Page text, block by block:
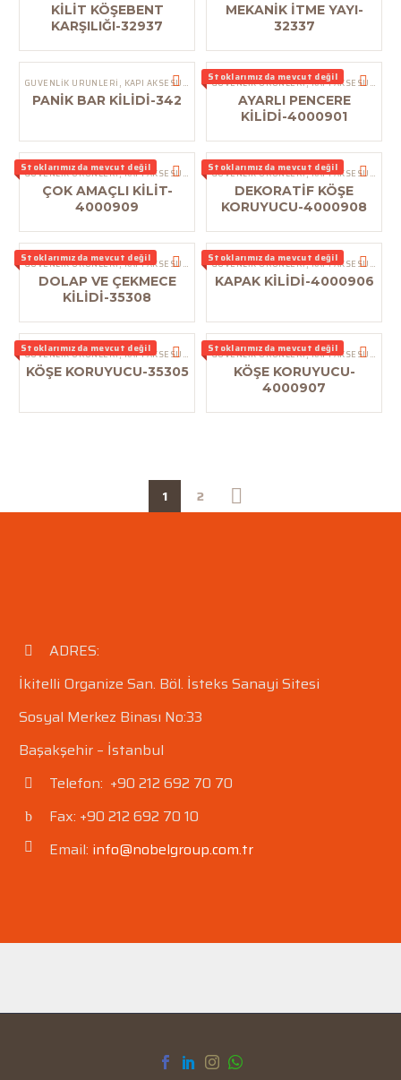
KİLİT KÖŞEBENT
KARŞILIĞI-32937
MEKANİK İTME YAYI-
32337
GÜVENLIK ÜRÜNLERI , KAPI AKSESUARLARI ,KAPI KOLU,PANIK ÇIKIŞ KOLU
PANİK BAR KİLİDİ-342
Stoklarımızda mevcut değil
GÜVENLIK ÜRÜNLERI,KAPI AKSESUARLARI
AYARLI PENCERE
KİLİDİ-4000901
Stoklarımızda mevcut değil
GÜVENLIK ÜRÜNLERI,KAPI AKSESUARLARI
ÇOK AMAÇLI KİLİT-
4000909
Stoklarımızda mevcut değil
GÜVENLIK ÜRÜNLERI,KAPI AKSESUARLARI
DEKORATİF KÖŞE
KORUYUCU-4000908
Stoklarımızda mevcut değil
GÜVENLIK ÜRÜNLERI,KAPI AKSESUARLARI
DOLAP VE ÇEKMECE
KİLİDİ-35308
Stoklarımızda mevcut değil
GÜVENLIK ÜRÜNLERI,KAPI AKSESUARLARI
KAPAK KİLİDİ-4000906
Stoklarımızda mevcut değil
GÜVENLIK ÜRÜNLERI,KAPI AKSESUARLARI
KÖŞE KORUYUCU-35305
Stoklarımızda mevcut değil
GÜVENLIK ÜRÜNLERI,KAPI AKSESUARLARI
KÖŞE KORUYUCU-
4000907
1 2


ADRES:
İkitelli Organize San. Böl. İsteks Sanayi Sitesi
Sosyal Merkez Binası No:33
Başakşehir – İstanbul

 Telefon: +90 212 692 70 70
b
b Fax: +90 212 692 70 10

 Email: info@nobelgroup.com.tr